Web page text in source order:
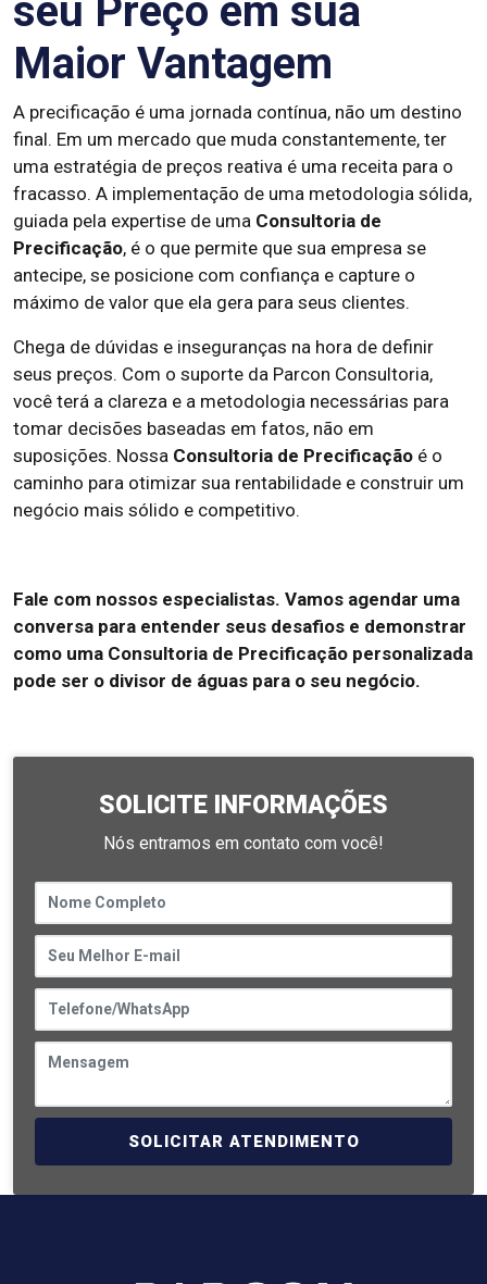
seu Preço em sua
Maior Vantagem
A precificação é uma jornada contínua, não um destino
final. Em um mercado que muda constantemente, ter
uma estratégia de preços reativa é uma receita para o
fracasso. A implementação de uma metodologia sólida,
guiada pela expertise de uma Consultoria de
Precificação, é o que permite que sua empresa se
antecipe, se posicione com confiança e capture o
máximo de valor que ela gera para seus clientes.
Chega de dúvidas e inseguranças na hora de definir
seus preços. Com o suporte da Parcon Consultoria,
você terá a clareza e a metodologia necessárias para
tomar decisões baseadas em fatos, não em
suposições. Nossa Consultoria de Precificação é o
caminho para otimizar sua rentabilidade e construir um
negócio mais sólido e competitivo.
Fale com nossos especialistas. Vamos agendar uma
conversa para entender seus desafios e demonstrar
como uma Consultoria de Precificação personalizada
pode ser o divisor de águas para o seu negócio.
SOLICITE INFORMAÇÕES
Nós entramos em contato com você!
SOLICITAR ATENDIMENTO